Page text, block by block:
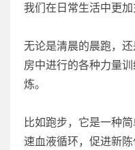
我们在日常生活中更加
无论是清晨的晨跑，
房中进行的各种力量
炼。
比如跑步，它是一种
速血液循环，促进新